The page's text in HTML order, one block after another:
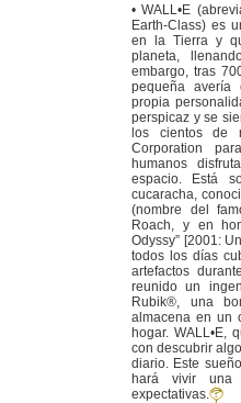
• WALL•E
Earth-Class) es
en la Tierra y
planeta,
embargo, tras
pequeña avería
propia
perspicaz y se
los cientos de
Corporation
humanos
espacio. Está
cucaracha,
(nombre del
Roach, y en
Odyssy” [2001:
todos los días
artefactos
reunido un
Rubik®, una
almacena en un
hogar. WALL•E,
con descubrir
diario. Este
hará vivir una
expectativas.